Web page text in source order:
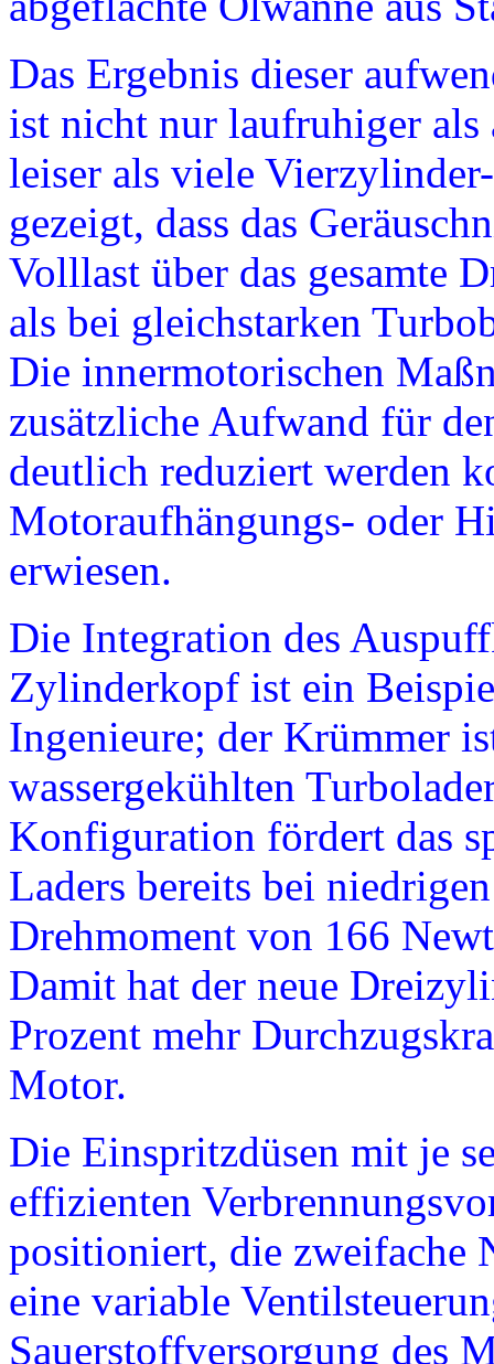
Das Ergebnis dieser
ist nicht nur laufruhiger als
leiser als viele
gezeigt, dass das
Volllast über das gesamte
als bei gleichstarken
Die innermotorischen
zusätzliche Aufwand für
deutlich reduziert werden
Motoraufhängungs- oder
erwiesen.
Die Integration des
Zylinderkopf ist ein
Ingenieure; der Krümmer
wassergekühlten
Konfiguration fördert das
Laders bereits bei
Drehmoment von 166
Damit hat der neue
Prozent mehr
Motor.
Die Einspritzdüsen mit je
effizienten
positioniert, die zweifache
eine variable
Sauerstoffversorgung des